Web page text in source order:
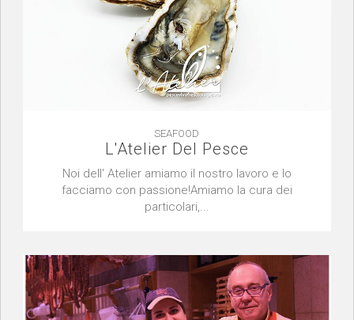
SEAFOOD
L'Atelier Del Pesce
Noi dell' Atelier amiamo il nostro lavoro e lo
facciamo con passione!Amiamo la cura dei
particolari,...